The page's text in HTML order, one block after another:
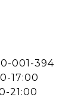
001-394
17:00
21:00